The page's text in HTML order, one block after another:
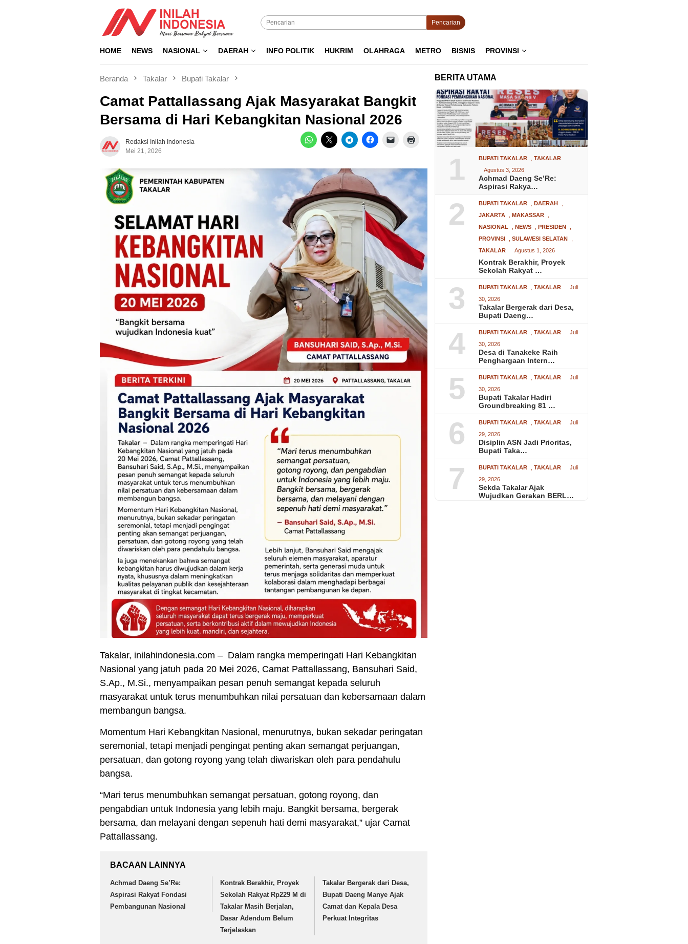
Pencarian
HOME NEWS NASIONAL DAERAH INFO POLITIK HUKRIM OLAHRAGA METRO BISNIS PROVINSI
Beranda Takalar Bupati Takalar
Camat Pattallassang Ajak Masyarakat Bangkit
Bersama di Hari Kebangkitan Nasional 2026
Redaksi Inilah Indonesia
Mei 21, 2026
Takalar, inilahindonesia.com – Dalam rangka memperingati Hari Kebangkitan
Nasional yang jatuh pada 20 Mei 2026, Camat Pattallassang, Bansuhari Said,
S.Ap., M.Si., menyampaikan pesan penuh semangat kepada seluruh
masyarakat untuk terus menumbuhkan nilai persatuan dan kebersamaan dalam
membangun bangsa.
Momentum Hari Kebangkitan Nasional, menurutnya, bukan sekadar peringatan
seremonial, tetapi menjadi pengingat penting akan semangat perjuangan,
persatuan, dan gotong royong yang telah diwariskan oleh para pendahulu
bangsa.
“Mari terus menumbuhkan semangat persatuan, gotong royong, dan
pengabdian untuk Indonesia yang lebih maju. Bangkit bersama, bergerak
bersama, dan melayani dengan sepenuh hati demi masyarakat,” ujar Camat
Pattallassang.
BACAAN LAINNYA
Achmad Daeng Se’Re:
Aspirasi Rakyat Fondasi
Pembangunan Nasional
Kontrak Berakhir, Proyek
Sekolah Rakyat Rp229 M di
Takalar Masih Berjalan,
Dasar Adendum Belum
Terjelaskan
Takalar Bergerak dari Desa,
Bupati Daeng Manye Ajak
Camat dan Kepala Desa
Perkuat Integritas
BERITA UTAMA
1 BUPATI TAKALAR ,TAKALAR
Agustus 3, 2026
Achmad Daeng Se’Re:
Aspirasi Rakya…
2 BUPATI TAKALAR DAERAH
JAKARTA
MAKASSAR
NASIONAL
NEWS PRESIDEN
PROVINSI
,SULAWESI SELATAN
TAKALAR
Agustus 1, 2026
Kontrak Berakhir, Proyek
Sekolah Rakyat …
3 BUPATI TAKALAR ,TAKALAR
Juli
30, 2026
Takalar Bergerak dari Desa,
Bupati Daeng…
4 BUPATI TAKALAR ,TAKALAR
Juli
30, 2026
Desa di Tanakeke Raih
Penghargaan Intern…
5 BUPATI TAKALAR ,TAKALAR
Juli
30, 2026
Bupati Takalar Hadiri
Groundbreaking 81 …
6 BUPATI TAKALAR ,TAKALAR
Juli
29, 2026
Disiplin ASN Jadi Prioritas,
Bupati Taka…
7 BUPATI TAKALAR ,TAKALAR
Juli
29, 2026
Sekda Takalar Ajak
Wujudkan Gerakan BERL…